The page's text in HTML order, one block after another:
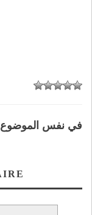
في نفس الموضوع